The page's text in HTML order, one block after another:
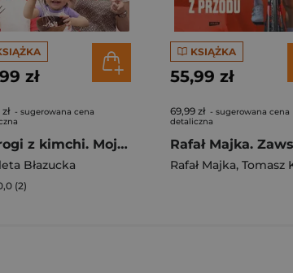
zł
- sugerowana cena
Pierogi z kimchi. Moje ulubione azjatyckie przepisy - książka z autografem
Błazucka
(2)
KSIĄŻKA
55,99 zł
69,99 zł - sugerowana cena
detaliczna
Rafał Majka, Tomasz